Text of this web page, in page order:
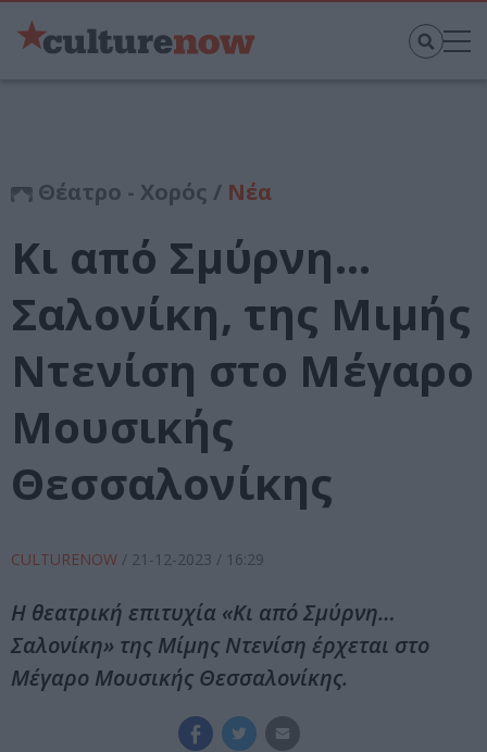
Θέατρο - Χορός / Νέα
Κι από Σμύρνη…
Σαλονίκη, της Μιμής
Ντενίση στο Μέγαρο
Μουσικής
Θεσσαλονίκης
CULTURENOW / 21-12-2023 / 16:29
Η θεατρική επιτυχία «Κι από Σμύρνη…
Σαλονίκη» της Μίμης Ντενίση έρχεται στο
Μέγαρο Μουσικής Θεσσαλονίκης.